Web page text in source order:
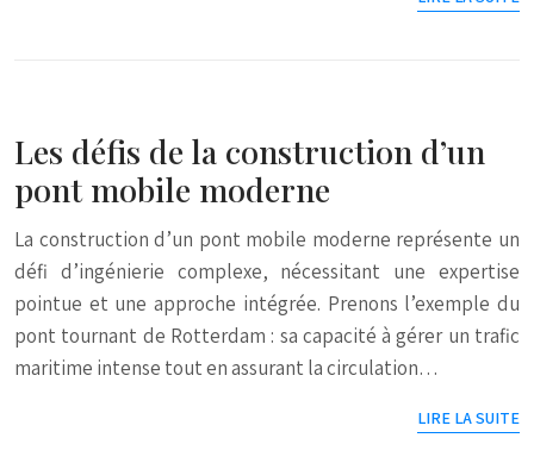
Les défis de la construction d’un
pont mobile moderne
La construction d’un pont mobile moderne représente un
défi d’ingénierie complexe, nécessitant une expertise
pointue et une approche intégrée. Prenons l’exemple du
pont tournant de Rotterdam : sa capacité à gérer un trafic
maritime intense tout en assurant la circulation…
LIRE LA SUITE